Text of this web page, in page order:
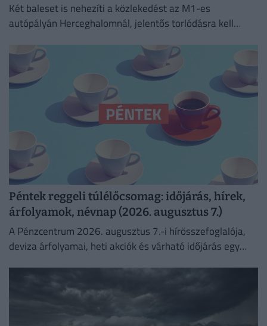
Két baleset is nehezíti a közlekedést az M1-es
autópályán Herceghalomnál, jelentős torlódásra kell
Péntek reggeli túlélőcsomag: időjárás, hírek,
árfolyamok, névnap (2026. augusztus 7.)
A Pénzcentrum 2026. augusztus 7.-i hírösszefoglalója,
deviza árfolyamai, heti akciók és várható időjárás egy